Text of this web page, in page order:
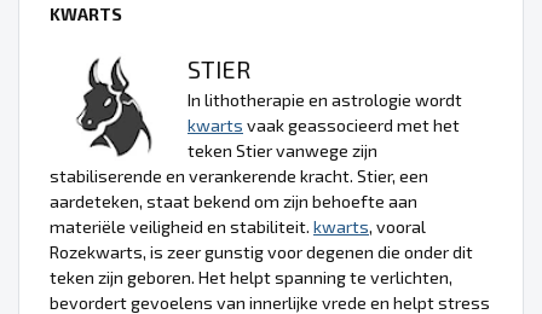
KWARTS
STIER
In lithotherapie en astrologie wordt
kwarts vaak geassocieerd met het
teken Stier vanwege zijn
stabiliserende en verankerende kracht. Stier, een
aardeteken, staat bekend om zijn behoefte aan
materiële veiligheid en stabiliteit. kwarts, vooral
Rozekwarts, is zeer gunstig voor degenen die onder dit
teken zijn geboren. Het helpt spanning te verlichten,
bevordert gevoelens van innerlijke vrede en helpt stress